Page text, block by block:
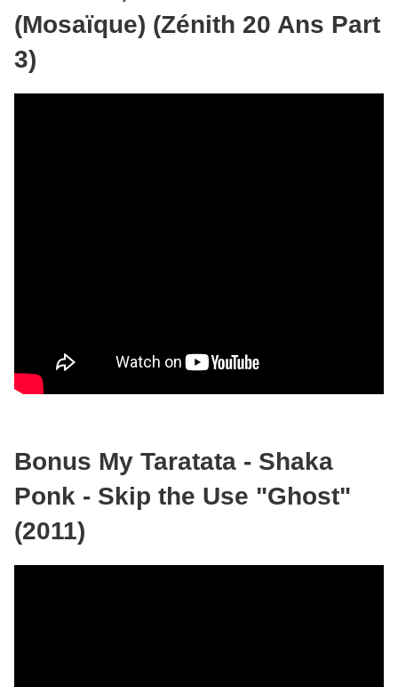
(Mosaïque) (Zénith 20 Ans Part
3)
Bonus My Taratata - Shaka
Ponk - Skip the Use "Ghost"
(2011)